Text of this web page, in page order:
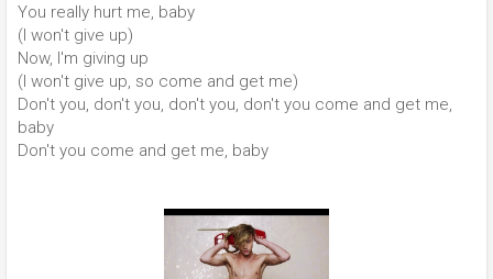
You really hurt me, baby
(I won't give up)
Now, I'm giving up
(I won't give up, so come and get me)
Don't you, don't you, don't you, don't you come and get me,
baby
Don't you come and get me, baby